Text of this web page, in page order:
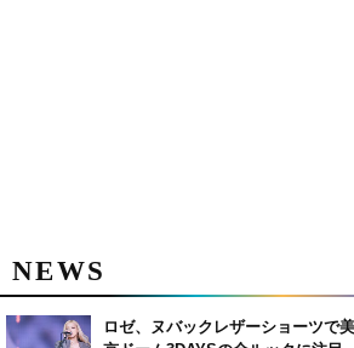
NEWS
ロゼ、ヌバックレザーショーツ